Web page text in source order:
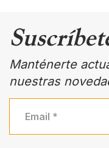
Manténerte
nuestras